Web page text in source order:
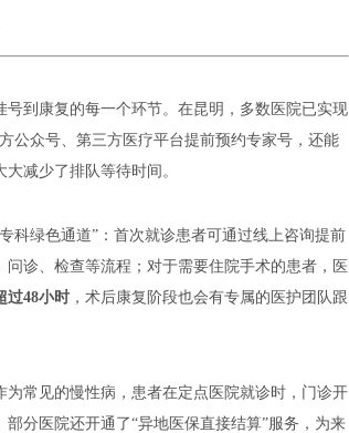
到康复的每一个环节。在昆明，多数医院已实现
公众号、第三方医疗平台提前预约专家号，还能
减少了排队等待时间。
科绿色通道”：首次就诊患者可通过线上咨询提前
诊、检查等流程；对于需要住院手术的患者，医
过48小时 ，术后康复阶段也会有专属的医护团队跟
常见的慢性病，患者在定点医院就诊时，门诊开
分医院还开通了“异地医保直接结算”服务，为来